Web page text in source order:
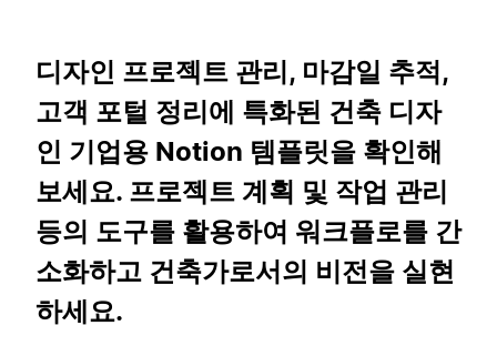
디자인 프로젝트 관리, 마감일 추적,
고객 포털 정리에 특화된 건축 디자
인 기업용 Notion 템플릿을 확인해
보세요. 프로젝트 계획 및 작업 관리
등의 도구를 활용하여 워크플로를 간
소화하고 건축가로서의 비전을 실현
하세요.